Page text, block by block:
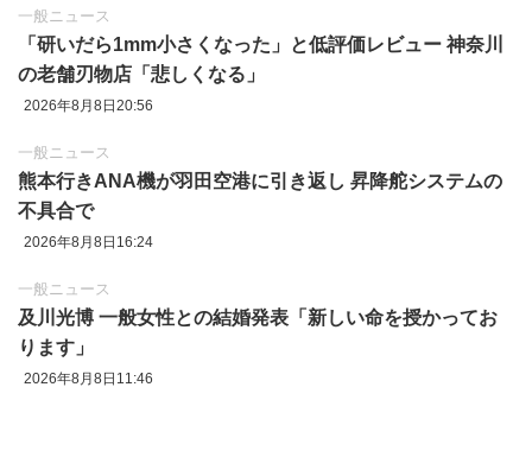
一般ニュース
「研いだら1mm小さくなった」と低評価レビュー 神奈川
の老舗刃物店「悲しくなる」
2026年8月8日20:56
一般ニュース
熊本行きANA機が羽田空港に引き返し 昇降舵システムの
不具合で
2026年8月8日16:24
一般ニュース
及川光博 一般女性との結婚発表「新しい命を授かってお
ります」
2026年8月8日11:46